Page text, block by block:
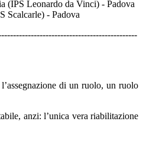
(IPS Leonardo da Vinci) - Padova
Scalcarle) - Padova
di un ruolo, un ruolo
anzi: l’unica vera riabilitazione